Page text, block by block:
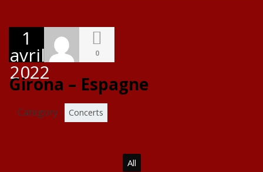
1
avril
2022
0
Girona – Espagne
Category : Concerts
All